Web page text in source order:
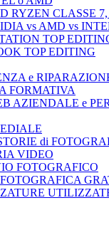
RYZEN CLASSE
vs AMD vs
TOP
TOP EDITING
e
FORMATIVA
AZIENDALE e
di
VIDEO
FOTOGRAFICO